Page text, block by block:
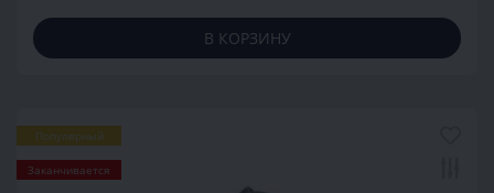
В КОРЗИНУ
Популярный
Заканчивается